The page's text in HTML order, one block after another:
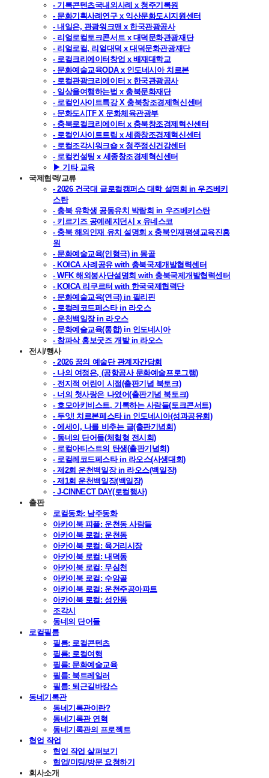
- 기록콘텐츠국내외사례 x 청주기록원
- 문화기획사례연구 x 익산문화도시지원센터
- 내일은, 관광워크맨 x 한국관광공사
- 리얼로컬토크콘서트 x 대덕문화관광재단
- 리얼로컬, 리얼대덕 x 대덕문화관광재단
- 로컬크리에이터창업 x 배재대학교
- 문화예술교육ODA x 인도네시아 치르본
- 로컬관광크리에이터 x 한국관광공사
- 일상을여행하는법 x 충북문화재단
- 로컬인사이트특강 X 충북창조경제혁신센터
- 문화도시TF X 문화체육관광부
- 충북로컬크리에이터 x 충북창조경제혁신센터
- 로컬인사이트트립 x 세종창조경제혁신센터
- 로컬조각시워크숍 x 청주정신건강센터
- 로컬컨설팅 x 세종창조경제혁신센터
▶ 기타 교육
국제협력/교류
- 2026 건국대 글로컬캠퍼스 대학 설명회 in 우즈베키
스탄
- 충북 유학생 공동유치 박람회 in 우즈베키스탄
- 키르기즈 공예레지던시 x 유네스코
- 충북 해외인재 유치 설명회 x 충북인재평생교육진흥
원
- 문화예술교육(인형극) in 몽골
- KOICA 사례공유 with 충북국제개발협력센터
- WFK 해외봉사단설명회 with 충북국제개발협력센터
- KOICA 리쿠르터 with 한국국제협력단
- 문화예술교육(연극) in 필리핀
- 로컬레코드페스타 in 라오스
- 운천백일장 in 라오스
- 문화예술교육(통합) in 인도네시아
- 참파삭 홍보굿즈 개발 in 라오스
전시/행사
- 2026 꿈의 예술단 관계자간담회
- 나의 여정은, (공항공사 문화예술프로그램)
- 전지적 어린이 시점(출판기념 북토크)
- 너의 첫사랑은 나였어(출판기념 북토크)
- 호모아키비스트, 기록하는 사람들(토크콘서트)
- 두잇! 치르본페스타 in 인도네시아(성과공유회)
- 에세이, 나를 비추는 글(출판기념회)
- 동네의 단어들(체험형 전시회)
- 로컬아티스트의 탄생(출판기념회)
- 로컬레코드페스타 in 라오스(사생대회)
- 제2회 운천백일장 in 라오스(백일장)
- 제1회 운천백일장(백일장)
- J-CINNECT DAY(로컬행사)
출판
로컬동화: 남주동화
아카이북 피플: 운천동 사람들
아카이북 로컬: 운천동
아카이북 로컬: 육거리시장
아카이북 로컬: 내덕동
아카이북 로컬: 무심천
아카이북 로컬: 수암골
아카이북 로컬: 운천주공아파트
아카이북 로컬: 성안동
조각시
동네의 단어들
로컬필름
필름: 로컬콘텐츠
필름: 로컬여행
필름: 문화예술교육
필름: 북트레일러
필름: 퇴근길바캉스
동네기록관
동네기록관이란?
동네기록관 연혁
동네기록관의 프로젝트
협업 작업
협업 작업 살펴보기
협업/미팅/방문 요청하기
회사소개